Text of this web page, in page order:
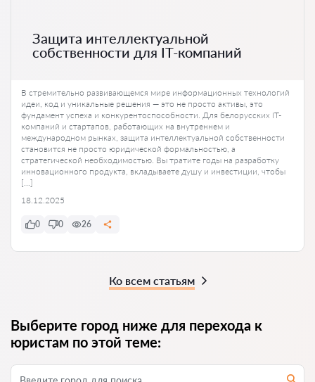
Защита интеллектуальной
собственности для IT-компаний
В стремительно развивающемся мире информационных технологий
идеи, код и уникальные решения — это не просто активы, это
фундамент успеха и конкурентоспособности. Для белорусских IT-
компаний и стартапов, работающих на внутреннем и
международном рынках, защита интеллектуальной собственности
становится не просто юридической формальностью, а
стратегической необходимостью. Вы тратите годы на разработку
инновационного продукта, вкладываете душу и инвестиции, чтобы
[…]
18.12.2025
0 0 26
Ко всем статьям
Выберите город ниже для перехода к
юристам по этой теме: